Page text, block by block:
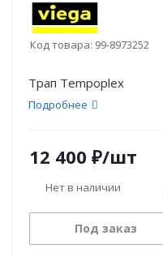
Код товара: 99-8973252
Трап Tempoplex
Подробнее
12 400 ₽/шт
Нет в наличии
Под заказ